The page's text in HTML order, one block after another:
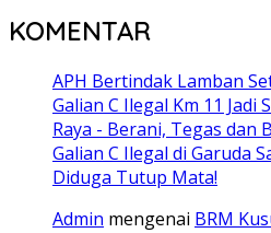
KOMENTAR
APH Bertindak Lamban
Galian C Ilegal Km 11
Raya - Berani, Tegas dan
Galian C Ilegal di Garuda
Diduga Tutup Mata!
Admin mengenai BRM